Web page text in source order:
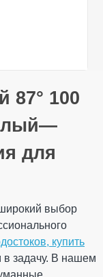
мм
U)
/ до +
87° 100
для
выбор
купить
в задачу. В нашем